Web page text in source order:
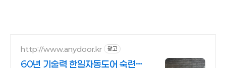
http://www.anydoor.kr 광고
60년 기술력 한일자동도어 숙련된